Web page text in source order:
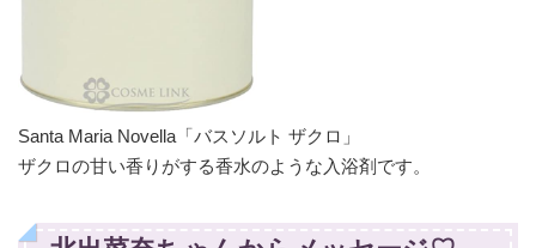
Santa Maria Novella「バスソルト ザクロ」
ザクロの甘い香りがする香水のような入浴剤です。